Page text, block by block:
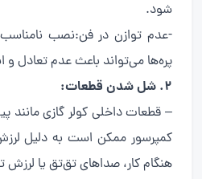
شود.
-عدم توازن در فن:نصب
پره‌ها می‌تواند باعث عدم تعادل
2. شل شدن قطعات:
– قطعات داخلی کولر گازی مانند
کمپرسور ممکن است به دلیل
هنگام کار، صداهای تق‌تق یا لرزش